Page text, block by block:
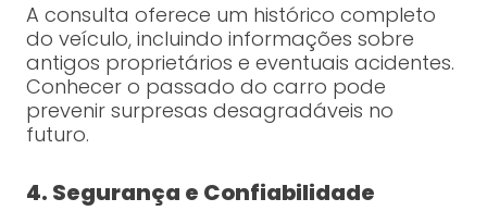
A consulta oferece um histórico completo
do veículo, incluindo informações sobre
antigos proprietários e eventuais acidentes.
Conhecer o passado do carro pode
prevenir surpresas desagradáveis no
futuro.
4. Segurança e Confiabilidade